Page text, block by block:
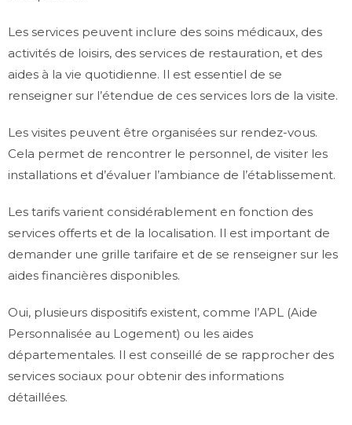
Les services peuvent inclure des soins médicaux, des
activités de loisirs, des services de restauration, et des
aides à la vie quotidienne. Il est essentiel de se
renseigner sur l’étendue de ces services lors de la visite.
Les visites peuvent être organisées sur rendez-vous.
Cela permet de rencontrer le personnel, de visiter les
installations et d’évaluer l’ambiance de l’établissement.
Les tarifs varient considérablement en fonction des
services offerts et de la localisation. Il est important de
demander une grille tarifaire et de se renseigner sur les
aides financières disponibles.
Oui, plusieurs dispositifs existent, comme l’APL (Aide
Personnalisée au Logement) ou les aides
départementales. Il est conseillé de se rapprocher des
services sociaux pour obtenir des informations
détaillées.